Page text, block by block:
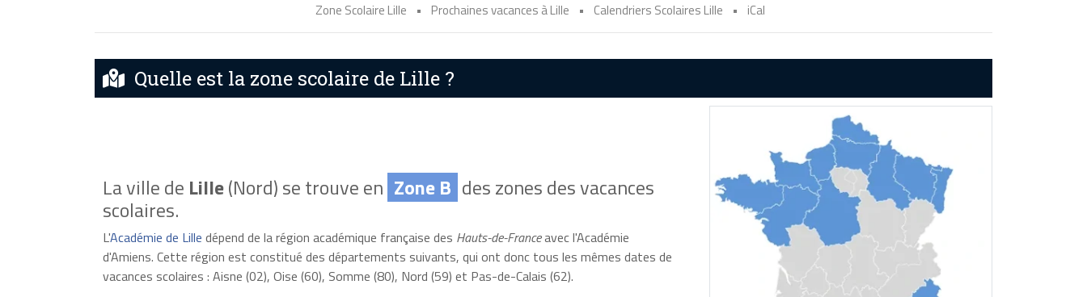
Zone Scolaire Lille • Prochaines vacances à Lille • Calendriers Scolaires Lille • iCal
Quelle est la zone scolaire de Lille ?
La ville de Lille(Nord) se trouve en Zone B des zones des vacances
scolaires.
L'Académie de Lille dépend de la région académique française des Hauts-de-Franceavec l'Académie
d'Amiens. Cette région est constitué des départements suivants, qui ont donc tous les mêmes dates de
vacances scolaires : Aisne (02), Oise (60), Somme (80), Nord (59) et Pas-de-Calais (62).